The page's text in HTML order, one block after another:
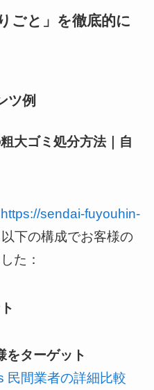
ごと」を徹底的に
ツ例
大ゴミ処分方法｜自
https://sendai-fuyouhin-
下の構成でお客様の
た：
をターゲット
民間業者の詳細比較